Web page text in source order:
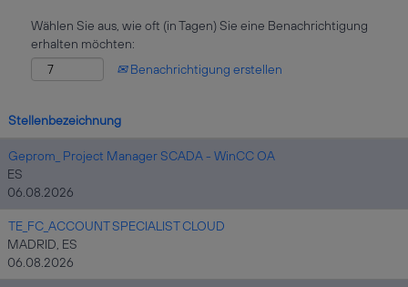
Wählen Sie aus, wie oft (in Tagen) Sie eine Benachrichtigung
erhalten möchten:
Benachrichtigung erstellen
Stellenbezeichnung
Geprom_ Project Manager SCADA - WinCC OA
ES
06.08.2026
TE_FC_ACCOUNT SPECIALIST CLOUD
MADRID, ES
06.08.2026